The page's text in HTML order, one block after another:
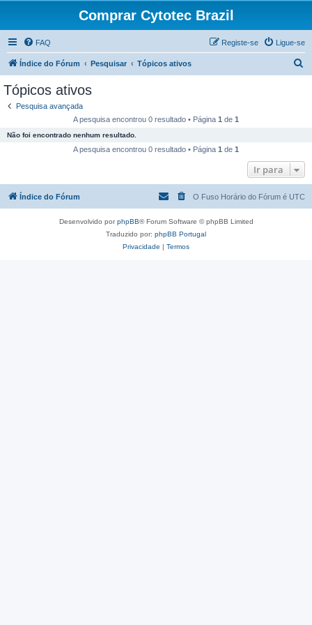
Comprar Cytotec Brazil
FAQ Ligue-se
Registe-se
Índice do Fórum Pesquisar Tópicos ativos
s
r
Tópicos ativos
Pesquisa avançada
A pesquisa encontrou 0 resultado • Página 1 de 1
Não foi encontrado nenhum resultado.
A pesquisa encontrou 0 resultado • Página 1 de 1
Ir para
Índice do Fórum O Fuso Horário do Fórum é UTC
Desenvolvido porphpBB® Forum Software © phpBB Limited
Traduzido por: phpBB Portugal
Privacidade | Termos